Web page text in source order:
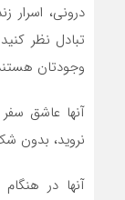
دروني،
تبادل نظر
وجودتان
آنها عاشق
نرويد، بدون
آنها در